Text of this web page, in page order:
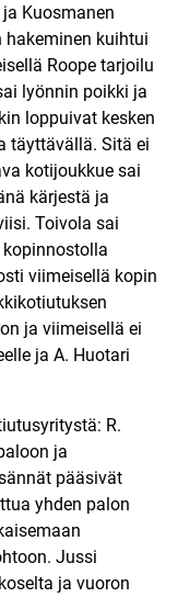
Kuosmanen
hakeminen kuihtui
Roope tarjoilu
lyönnin poikki ja
loppuivat kesken
täyttävällä. Sitä ei
kotijoukkue sai
kärjestä ja
Toivola sai
viimeisellä kopin
ja viimeisellä ei
ja A. Huotari
R.
ja
pääsivät
yhden palon
Jussi
ja vuoron